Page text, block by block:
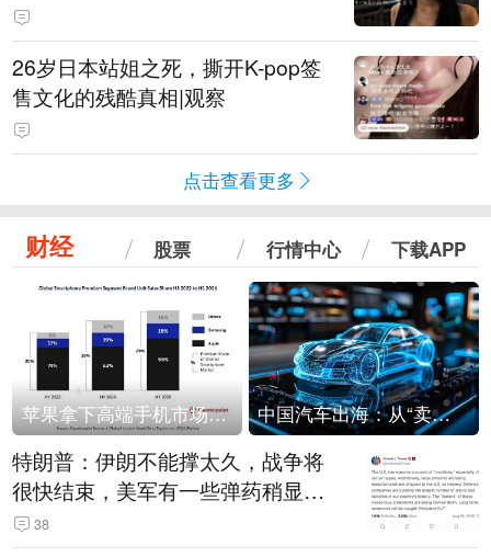
​26岁日本站姐之死，撕开K-pop签
售文化的残酷真相|观察
点击查看更多
财经 股票 行情中心 下载APP
苹果拿下高端手机市场65%的份额：iPhone 17系列功不可没 中国汽车出海：从“卖出去”到“走进去”
特朗普：伊朗不能撑太久，战争将
很快结束，美军有一些弹药稍显紧
张！伊朗公布拟议的海峡管理文本
38